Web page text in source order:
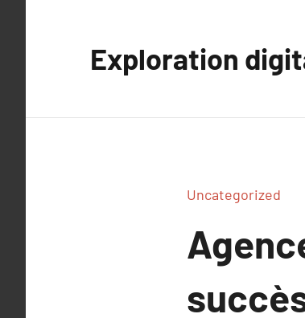
Exploration
Uncategorized